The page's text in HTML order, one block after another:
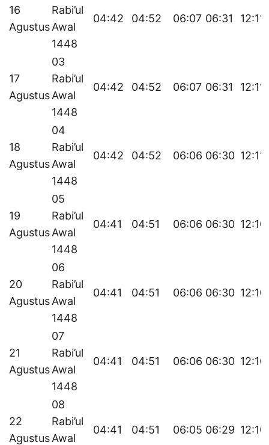
16
Agustus
Rabi’ul
Awal
1448
04:42 04:52 06:07 06:31 12:11
17
Agustus
03
Rabi’ul
Awal
1448
04:42 04:52 06:07 06:31 12:11
18
Agustus
04
Rabi’ul
Awal
1448
04:42 04:52 06:06 06:30 12:11
19
Agustus
05
Rabi’ul
Awal
1448
04:41 04:51 06:06 06:30 12:10
20
Agustus
06
Rabi’ul
Awal
1448
04:41 04:51 06:06 06:30 12:10
21
Agustus
07
Rabi’ul
Awal
1448
04:41 04:51 06:06 06:30 12:10
22
Agustus
08
Rabi’ul
Awal
04:41 04:51 06:05 06:29 12:10